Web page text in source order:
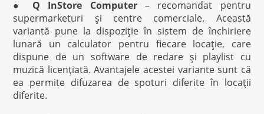
● Q InStore Computer– recomandat pentru
supermarketuri şi centre comerciale. Această
variantă pune la dispoziţie în sistem de închiriere
lunară un calculator pentru fiecare locaţie, care
dispune de un software de redare şi playlist cu
muzică licenţiată. Avantajele acestei variante sunt că
ea permite difuzarea de spoturi diferite în locaţii
diferite.